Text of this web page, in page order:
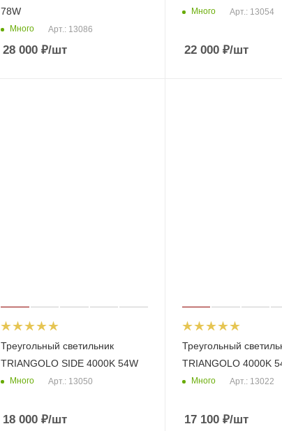
78W
Много Арт.: 13086
28 000 ₽/шт
Много Арт.: 13054
22 000₽/шт
Треугольный светильник
TRIANGOLO SIDE 4000K 54W
Много Арт.: 13050
18 000 ₽/шт
Треугольный
TRIANGOLO 4000K
Много Арт.: 13022
17 100₽/шт